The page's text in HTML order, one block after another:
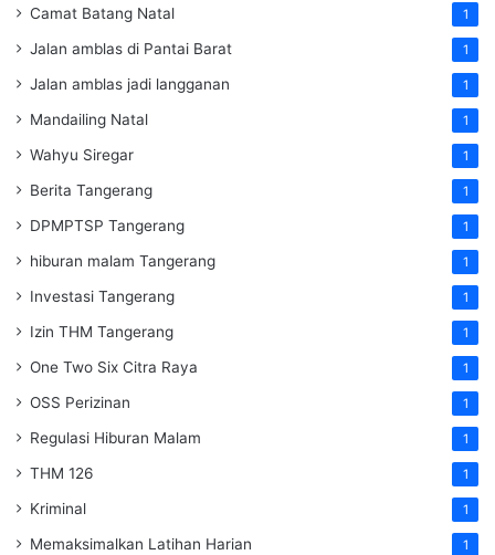
Camat Batang Natal 1
Jalan amblas di Pantai Barat 1
Jalan amblas jadi langganan 1
Mandailing Natal 1
Wahyu Siregar 1
Berita Tangerang 1
DPMPTSP Tangerang 1
hiburan malam Tangerang 1
Investasi Tangerang 1
Izin THM Tangerang 1
One Two Six Citra Raya 1
OSS Perizinan 1
Regulasi Hiburan Malam 1
THM 126 1
Kriminal 1
Memaksimalkan Latihan Harian 1